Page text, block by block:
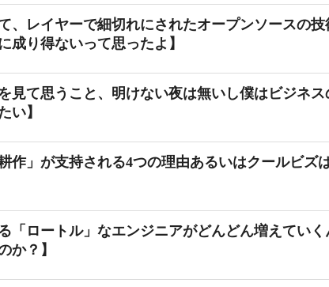
て、レイヤーで細切れにされたオープンソースの
成り得ないって思ったよ】
を見て思うこと、明けない夜は無いし僕はビジネ
い】
作」が支持される4つの理由あるいはクールビズ
る「ロートル」なエンジニアがどんどん増えてい
か？】